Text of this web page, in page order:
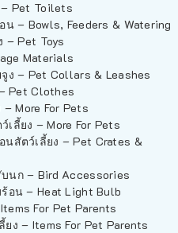
Pet Toilets
น – Bowls, Feeders & Watering
– Pet Toys
Materials
ง – Pet Collars & Leashes
Pet Clothes
More For Pets
เลี้ยง – More For Pets
สัตว์เลี้ยง – Pet Crates &
นก – Bird Accessories
อน – Heat Light Bulb
For Pet Parents
ยง – Items For Pet Parents